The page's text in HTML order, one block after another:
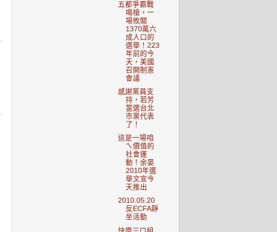
五都爭霸戰
鳴槍，一
場攸關
1370萬六
成人口的
選舉！223
年前的今
天，美國
召開制憲
會議
感謝黨員支
持，若芳
當選台北
市黨代表
了！
這是一場咱
ㄟ價值的
社會運
動！余晏
2010年選
舉文宣今
天推出
2010.05.20
反ECFA靜
坐活動
快樂三口組